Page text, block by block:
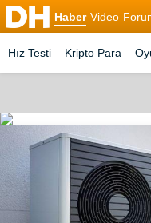
Haber Video
Hız Testi Kripto Para